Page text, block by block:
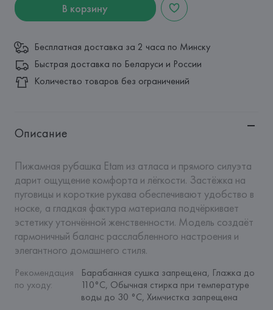
В корзину
Бесплатная доставка за 2 часа по Минску
Быстрая доставка по Беларуси и России
Количество товаров без ограничений
Описание
Пижамная рубашка Etam из атласа и прямого силуэта
дарит ощущение комфорта и лёгкости. Застёжка на
пуговицы и короткие рукава обеспечивают удобство в
носке, а гладкая фактура материала подчёркивает
эстетику утончённой женственности. Модель создаёт
гармоничный баланс расслабленного настроения и
элегантного домашнего стиля.
Рекомендация
по уходу:
Барабанная сушка запрещена, Глажка до
110°C, Обычная стирка при температуре
воды до 30 °C, Химчистка запрещена